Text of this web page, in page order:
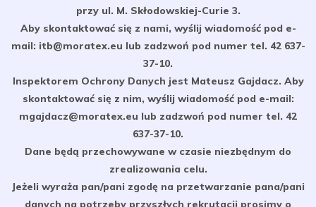
przy ul. M. Skłodowskiej-Curie 3.
Aby skontaktować się z nami, wyślij wiadomość pod e-
mail: itb@moratex.eu lub zadzwoń pod numer tel. 42 637-
37-10.
Inspektorem Ochrony Danych jest Mateusz Gajdacz. Aby
skontaktować się z nim, wyślij wiadomość pod e-mail:
mgajdacz@moratex.eu lub zadzwoń pod numer tel. 42
637-37-10.
Dane będą przechowywane w czasie niezbędnym do
zrealizowania celu.
Jeżeli wyraża pan/pani zgodę na przetwarzanie pana/pani
danych na potrzeby przyszłych rekrutacji prosimy o